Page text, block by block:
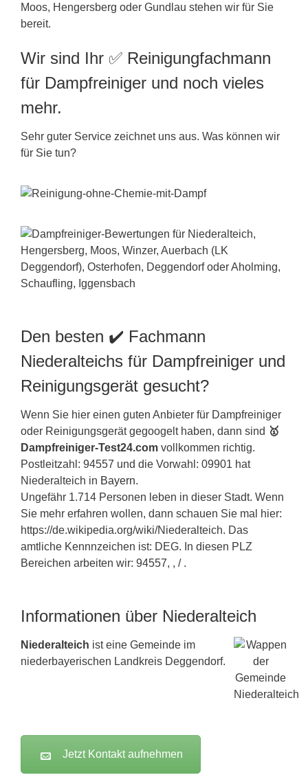
Moos, Hengersberg oder Gundlau stehen wir für Sie
bereit.
Wir sind Ihr ✅ Reinigungfachmann
für Dampfreiniger und noch vieles
mehr.
Sehr guter Service zeichnet uns aus. Was können wir
für Sie tun?
Den besten ✔️ Fachmann
Niederalteichs für Dampfreiniger und
Reinigungsgerät gesucht?
Wenn Sie hier einen guten Anbieter für Dampfreiniger
oder Reinigungsgerät gegoogelt haben, dann sind 🥇
Dampfreiniger-Test24.com vollkommen richtig.
Postleitzahl: 94557 und die Vorwahl: 09901 hat
Niederalteich in Bayern.
Ungefähr 1.714 Personen leben in dieser Stadt. Wenn
Sie mehr erfahren wollen, dann schauen Sie mal hier:
https://de.wikipedia.org/wiki/Niederalteich. Das
amtliche Kennnzeichen ist: DEG. In diesen PLZ
Bereichen arbeiten wir: 94557, , / .
Informationen über Niederalteich
Niederalteich ist eine Gemeinde im
niederbayerischen Landkreis Deggendorf.
Jetzt Kontakt aufnehmen